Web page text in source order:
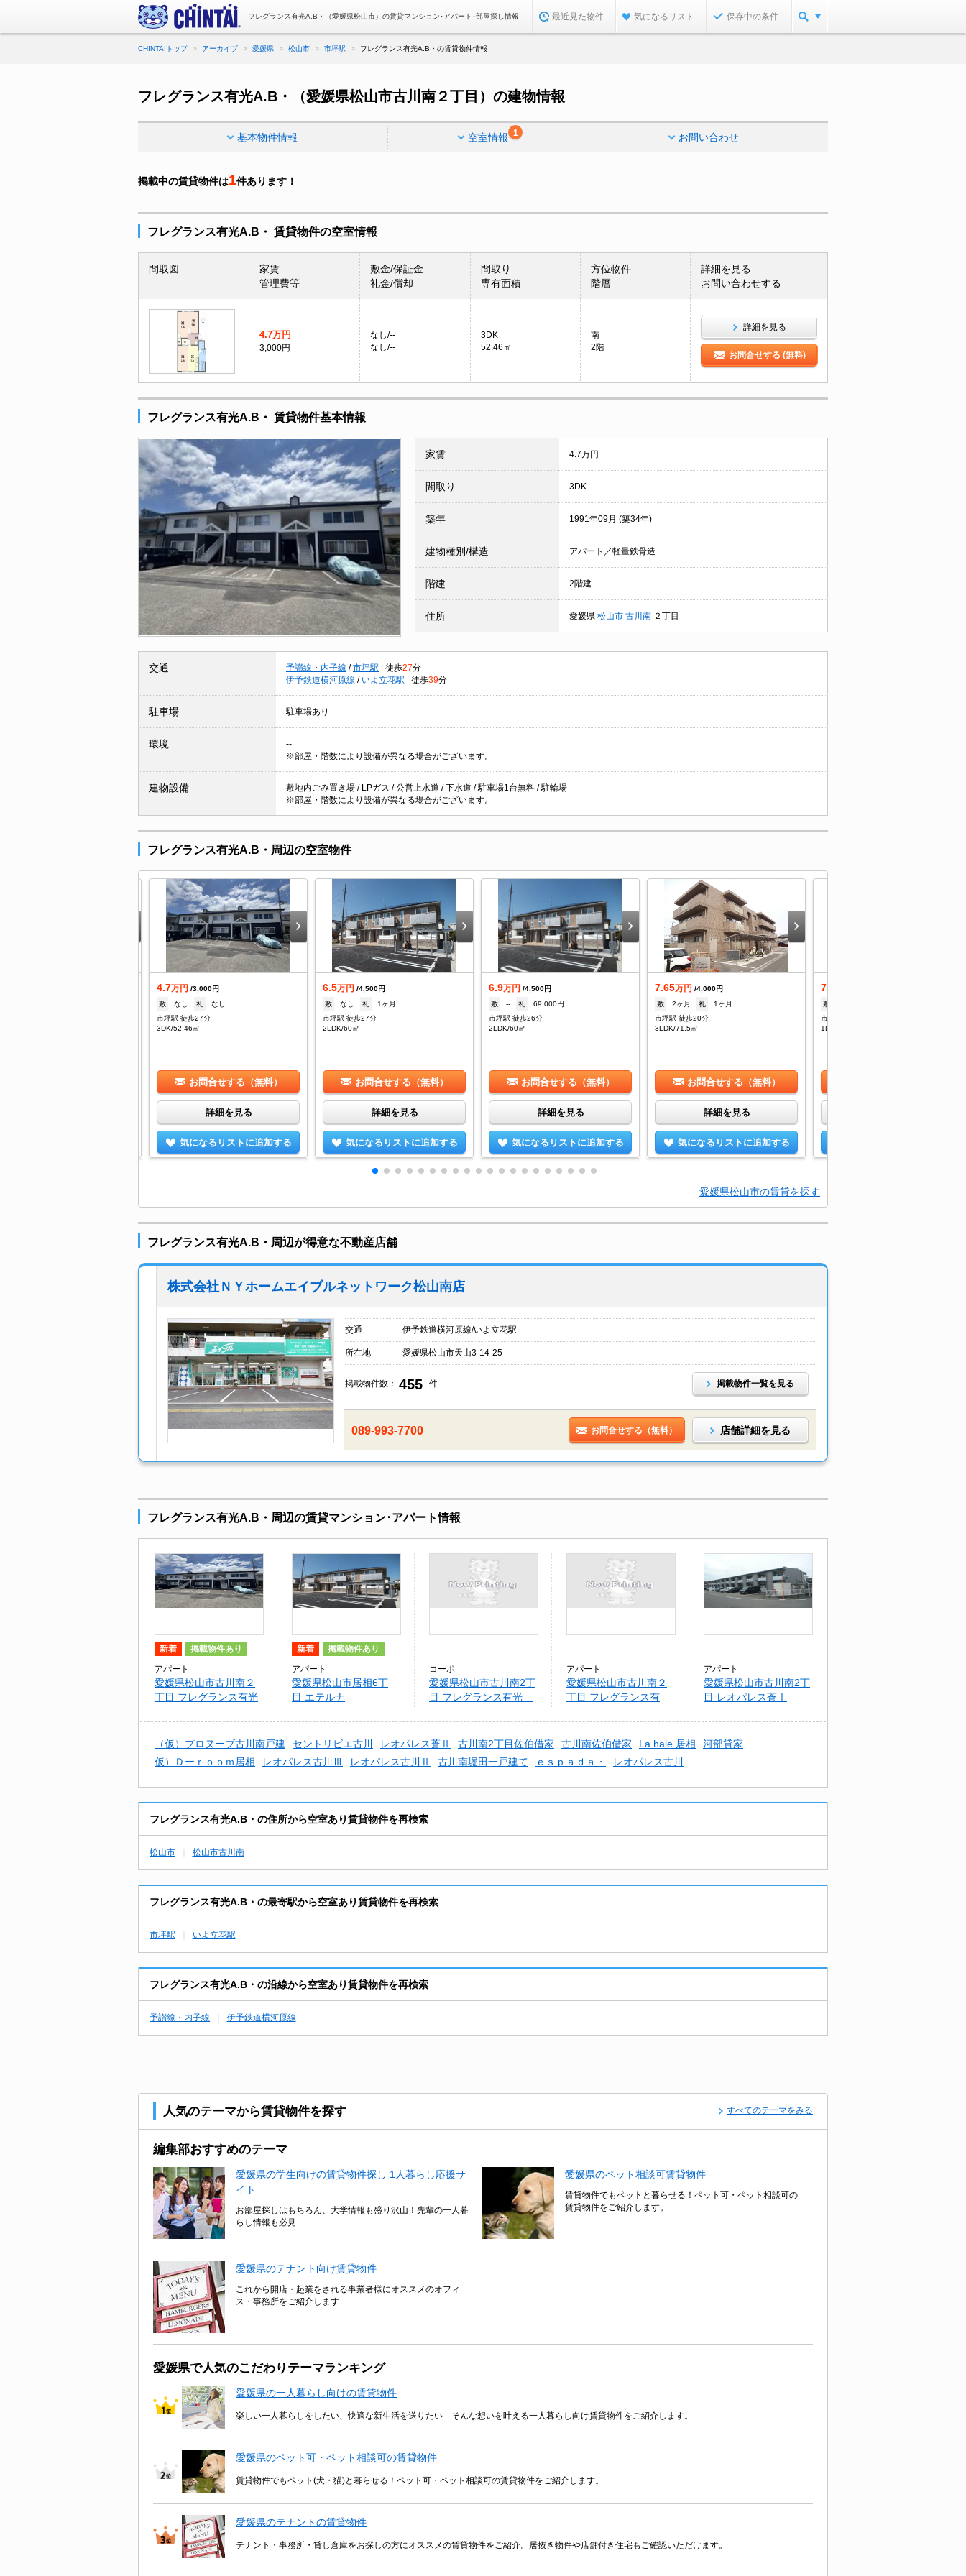
フレグランス有光A.B・（愛媛県松山市）の賃貸マンション･アパート･部屋探し情報 最近見た物件 気になるリスト 保存中の条件
CHINTAIトップ アーカイブ 愛媛県 松山市 市坪駅 フレグランス有光A.B・の賃貸物件情報
フレグランス有光A.B・（愛媛県松山市古川南２丁目）の建物情報
基本物件情報 空室情報 1 お問い合わせ
掲載中の賃貸物件は1件あります！
フレグランス有光A.B・ 賃貸物件の空室情報
間取図
家賃
管理費等
敷金/保証金
礼金/償却
間取り
専有面積
方位物件
階層
詳細を見る
お問い合わせする
4.7万円
3,000円
なし/--
なし/--
3DK
52.46㎡
南
2階
詳細を見る
お問合せする (無料)
フレグランス有光A.B・ 賃貸物件基本情報
家賃 4.7万円
間取り 3DK
築年 1991年09月 (築34年)
建物種別/構造 アパート／軽量鉄骨造
階建 2階建
住所 愛媛県 松山市 古川南 ２丁目
交通 予讃線・内子線 / 市坪駅 徒歩27分
伊予鉄道横河原線 / いよ立花駅 徒歩39分
駐車場 駐車場あり
環境
--
※部屋・階数により設備が異なる場合がございます。
建物設備
敷地内ごみ置き場 / LPガス / 公営上水道 / 下水道 / 駐車場1台無料 / 駐輪場
※部屋・階数により設備が異なる場合がございます。
フレグランス有光A.B・周辺の空室物件
4.7万円 /3,000円
敷
なし 礼
なし
市坪駅 徒歩27分
3DK/52.46㎡
お問合せする（無料）
詳細を見る
気になるリストに追加する
6.5万円 /4,500円
敷
なし 礼
1ヶ月
市坪駅 徒歩27分
2LDK/60㎡
お問合せする（無料）
詳細を見る
気になるリストに追加する
6.9万円 /4,500円
敷
-- 礼
69,000円
市坪駅 徒歩26分
2LDK/60㎡
お問合せする（無料）
詳細を見る
気になるリストに追加する
7.65万円 /4,000円
敷
2ヶ月 礼
1ヶ月
市坪駅 徒歩20分
3LDK/71.5㎡
お問合せする（無料）
詳細を見る
気になるリストに追加する
7.4
敷
市坪駅 徒歩19分
1LDK/46.95㎡
愛媛県松山市の賃貸を探す
フレグランス有光A.B・周辺が得意な不動産店舗
株式会社ＮＹホームエイブルネットワーク松山南店
交通 伊予鉄道横河原線/いよ立花駅
所在地 愛媛県松山市天山3-14-25
掲載物件数： 455 件 掲載物件一覧を見る
089-993-7700 お問合せする（無料） 店舗詳細を見る
フレグランス有光A.B・周辺の賃貸マンション･アパート情報
新着 掲載物件あり
アパート
愛媛県松山市古川南２
丁目 フレグランス有光
新着 掲載物件あり
アパート
愛媛県松山市居相6丁
目 エテルナ
コーポ
愛媛県松山市古川南2丁
目 フレグランス有光
アパート
愛媛県松山市古川南２
丁目 フレグランス有
アパート
愛媛県松山市古川南2丁
目 レオパレス蒼Ⅰ
（仮）プロヌーブ古川南戸建 セントリビエ古川 レオパレス蒼Ⅱ 古川南2丁目佐伯借家 古川南佐伯借家 La hale 居相
河部貸家
仮）Ｄーｒｏｏｍ居相
レオパレス古川Ⅲ レオパレス古川Ⅱ 古川南堀田一戸建て ｅｓｐａｄａ・ レオパレス古川
フレグランス有光A.B・の住所から空室あり賃貸物件を再検索
松山市 松山市古川南
フレグランス有光A.B・の最寄駅から空室あり賃貸物件を再検索
市坪駅 いよ立花駅
フレグランス有光A.B・の沿線から空室あり賃貸物件を再検索
予讃線・内子線 伊予鉄道横河原線
人気のテーマから賃貸物件を探す すべてのテーマをみる
編集部おすすめのテーマ
愛媛県の学生向けの賃貸物件探し 1人暮らし応援サ
イト
お部屋探しはもちろん、大学情報も盛り沢山！先輩の一人暮
らし情報も必見
愛媛県のペット相談可賃貸物件
賃貸物件でもペットと暮らせる！ペット可・ペット相談可の
賃貸物件をご紹介します。
愛媛県のテナント向け賃貸物件
これから開店・起業をされる事業者様にオススメのオフィ
ス・事務所をご紹介します
愛媛県で人気のこだわりテーマランキング
愛媛県の一人暮らし向けの賃貸物件
楽しい一人暮らしをしたい、快適な新生活を送りたい―そんな想いを叶える一人暮らし向け賃貸物件をご紹介します。
愛媛県のペット可・ペット相談可の賃貸物件
賃貸物件でもペット(犬・猫)と暮らせる！ペット可・ペット相談可の賃貸物件をご紹介します。
愛媛県のテナントの賃貸物件
テナント・事務所・貸し倉庫をお探しの方にオススメの賃貸物件をご紹介。居抜き物件や店舗付き住宅もご確認いただけます。